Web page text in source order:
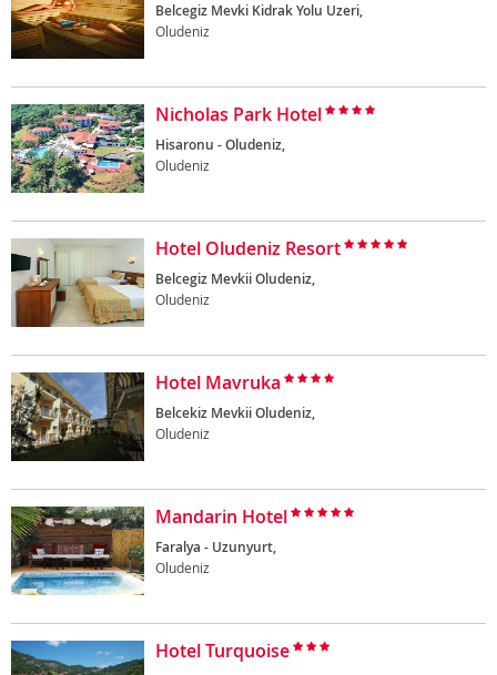
Belcegiz Mevki Kidrak Yolu Uzeri,
Oludeniz
Nicholas Park Hotel
Hisaronu - Oludeniz,
Oludeniz
Hotel Oludeniz Resort
Belcegiz Mevkii Oludeniz,
Oludeniz
Hotel Mavruka
Belcekiz Mevkii Oludeniz,
Oludeniz
Mandarin Hotel
Faralya - Uzunyurt,
Oludeniz
Hotel Turquoise